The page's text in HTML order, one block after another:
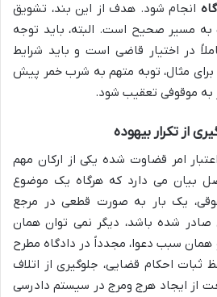
انجام شود. هدف از این بند، تشویق
مسیر صحیح است. البته، باید توجه
در اختیار قاضی است و باید شرایط
برای مثال، توبه متهم به شرب خمر پیش
به موقوفی تعقیب شود.
امر قضاوت شده یکی از ارکان مهم
بیان می دارد که هرگاه یک موضوع
یک بار به صورت قطعی در مرجع
شده باشد، دیگر نمی توان همان
سبب دعوا، مجدداً در دادگاه مطرح
احکام قضایی، جلوگیری از اتلاف
از ایجاد هرج ومرج در سیستم دادرسی